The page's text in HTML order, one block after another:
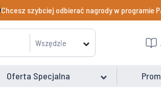
Chcesz szybciej odbierać nagrody w programie
Wszędzie
Oferta Specjalna